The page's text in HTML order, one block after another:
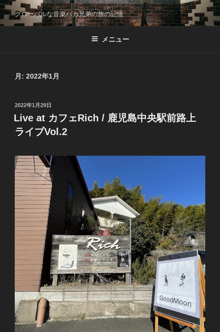
コ
ン
テ
グローバルな音楽バカ兄弟の旅の記憶
メニュー
月: 2022年1月
投
稿
日:
2022年1月29日
Live at カフェRich / 鹿児島中央駅前路上
ライブVol.2